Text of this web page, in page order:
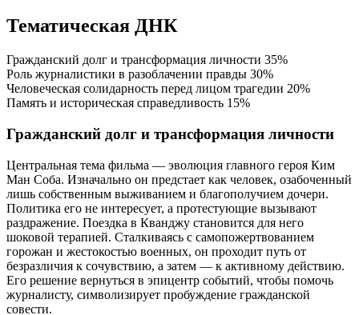
Тематическая ДНК
Гражданский долг и трансформация личности 35%
Роль журналистики в разоблачении правды 30%
Человеческая солидарность перед лицом трагедии 20%
Память и историческая справедливость 15%
Гражданский долг и трансформация личности
Центральная тема фильма — эволюция главного героя Ким
Ман Соба. Изначально он предстает как человек, озабоченный
лишь собственным выживанием и благополучием дочери.
Политика его не интересует, а протестующие вызывают
раздражение. Поездка в Кванджу становится для него
шоковой терапией. Сталкиваясь с самопожертвованием
горожан и жестокостью военных, он проходит путь от
безразличия к сочувствию, а затем — к активному действию.
Его решение вернуться в эпицентр событий, чтобы помочь
журналисту, символизирует пробуждение гражданской
совести.